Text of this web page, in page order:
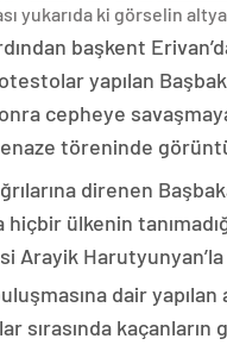
yukarıda ki görselin
başkent
yapılan
cepheye
töreninde
direnen
ülkenin
Arayik
dair yapılan
sırasında